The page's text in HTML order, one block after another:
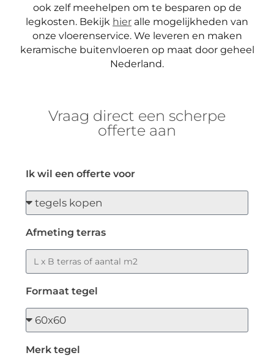
ook zelf meehelpen om te besparen op de
legkosten. Bekijk hier alle mogelijkheden van
onze vloerenservice. We leveren en maken
keramische buitenvloeren op maat door geheel
Nederland.
Vraag direct een scherpe
offerte aan
Ik wil een offerte voor
Afmeting terras
Formaat tegel
Merk tegel